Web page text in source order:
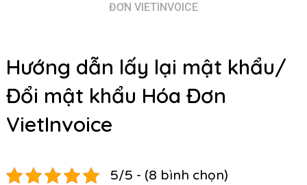
ĐƠN VIETINVOICE
Hướng dẫn lấy lại mật khẩu/
Đổi mật khẩu Hóa Đơn
VietInvoice
5/5 - (8 bình chọn)